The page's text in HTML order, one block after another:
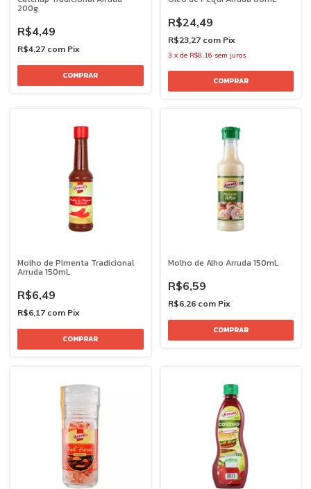
200g
R$4,49
R$4,27 com Pix
R$24,49
R$23,27 com Pix
3 x de R$8,16 sem juros
Molho de Pimenta Tradicional
Arruda 150mL
R$6,49
R$6,17 com Pix
Molho de Alho Arruda 150mL
R$6,59
R$6,26 com Pix